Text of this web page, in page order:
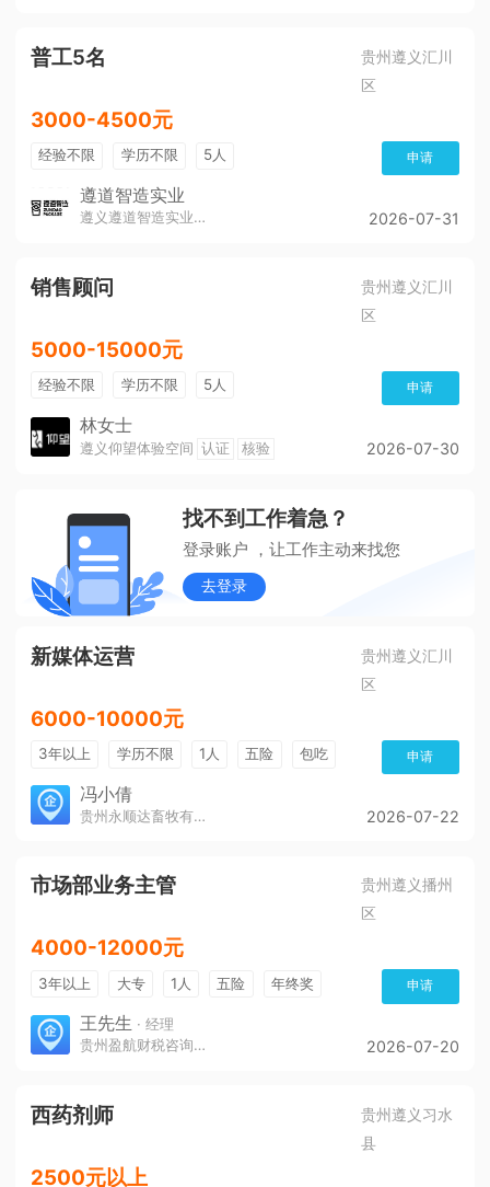
普工5名
贵州遵义汇川
区
3000-4500元
经验不限 学历不限 5人 申请
遵道智造实业
遵义遵道智造实业有限公司 2026-07-31
销售顾问
贵州遵义汇川
区
5000-15000元
经验不限 学历不限 5人 申请
林女士
遵义仰望体验空间 认证 核验 2026-07-30
找不到工作着急？
登录账户 ，让工作主动来找您
去登录
新媒体运营
贵州遵义汇川
区
6000-10000元
3年以上 学历不限 1人 五险 包吃 申请
冯小倩
贵州永顺达畜牧有限公司 2026-07-22
市场部业务主管
贵州遵义播州
区
4000-12000元
3年以上 大专 1人 五险
年终奖
免费培训
环境好
申请
王先生 · 经理
贵州盈航财税咨询服务有限公司
2026-07-20
西药剂师
贵州遵义习水
县
2500元以上